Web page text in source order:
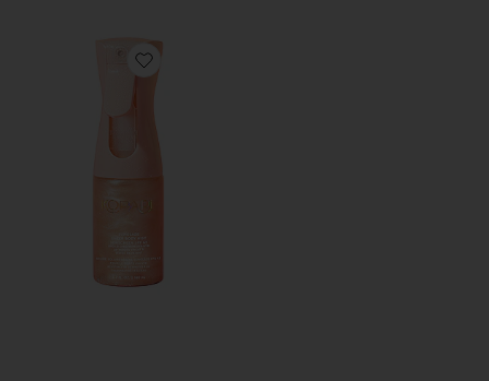
Favorite SUNGLAZE SHEER BODY MIST SUNSCREEN